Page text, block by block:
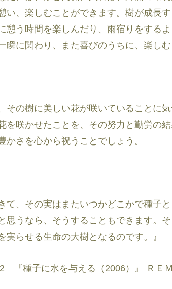
い、楽しむことができます。樹が成長
憩う時間を楽しんだり、雨宿りをする
瞬に関わり、また喜びのうちに、楽しむ
その樹に美しい花が咲いていることに
を咲かせたことを、その努力と勤労の
かさを心から祝うことでしょう。
て、その実はまたいつかどこかで種子
思うなら、そうすることもできます。
実らせる生命の大樹となるのです。』
『種子に水を与える（2006）』 ＲＥ